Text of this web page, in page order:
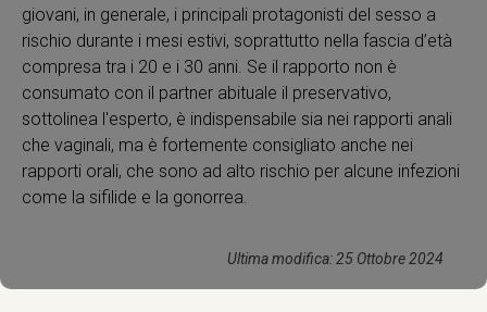
Ultima modifica: 25 Ottobre 2024
giovani, in generale, i principali protagonisti del sesso a
rischio durante i mesi estivi, soprattutto nella fascia d’età
compresa tra i 20 e i 30 anni. Se il rapporto non è
consumato con il partner abituale il preservativo,
sottolinea l'esperto, è indispensabile sia nei rapporti anali
che vaginali, ma è fortemente consigliato anche nei
rapporti orali, che sono ad alto rischio per alcune infezioni
come la sifilide e la gonorrea.